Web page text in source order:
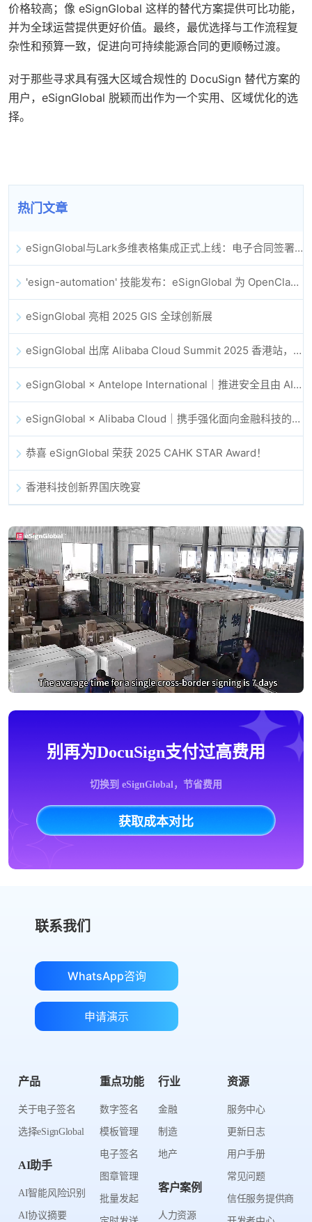
价格较高；像 eSignGlobal 这样的替代方案提供可比功能，
并为全球运营提供更好价值。最终，最优选择与工作流程复
杂性和预算一致，促进向可持续能源合同的更顺畅过渡。
对于那些寻求具有强大区域合规性的 DocuSign 替代方案的
用户，eSignGlobal 脱颖而出作为一个实用、区域优化的选
择。
热门文章
eSignGlobal与Lark多维表格集成正式上线：电子合同签署归档全程自动化
'esign-automation' 技能发布：eSignGlobal 为 OpenClaw 提供自动化电子签名能力
eSignGlobal 亮相 2025 GIS 全球创新展
eSignGlobal 出席 Alibaba Cloud Summit 2025 香港站，共同探讨 AI 驱动的云创新与数字信任未来
eSignGlobal × Antelope International｜推进安全且由 AI 驱动的数字化工作流
eSignGlobal × Alibaba Cloud｜携手强化面向金融科技的全球数字信任
恭喜 eSignGlobal 荣获 2025 CAHK STAR Award！
香港科技创新界国庆晚宴
别再为DocuSign支付过高费用
切换到 eSignGlobal，节省费用
获取成本对比
联系我们
WhatsApp咨询
申请演示
产品
关于电子签名
选择eSignGlobal
AI助手
AI智能风险识别
AI协议摘要
重点功能
数字签名
模板管理
电子签名
图章管理
批量发起
行业
金融
制造
地产
客户案例
人力资源
资源
服务中心
更新日志
用户手册
常见问题
信任服务提供商